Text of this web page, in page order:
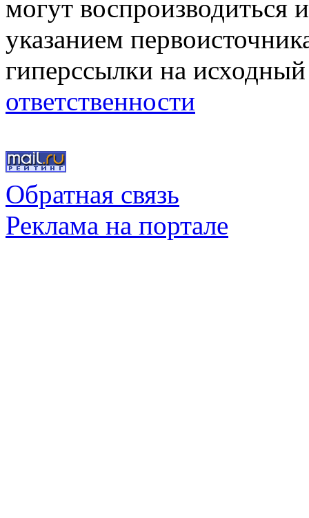
могут воспроизводиться
указанием
гиперссылки на
ответственности
Обратная связь
Реклама на портале